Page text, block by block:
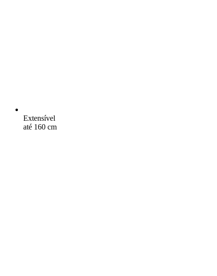
Extensível
até 160 cm